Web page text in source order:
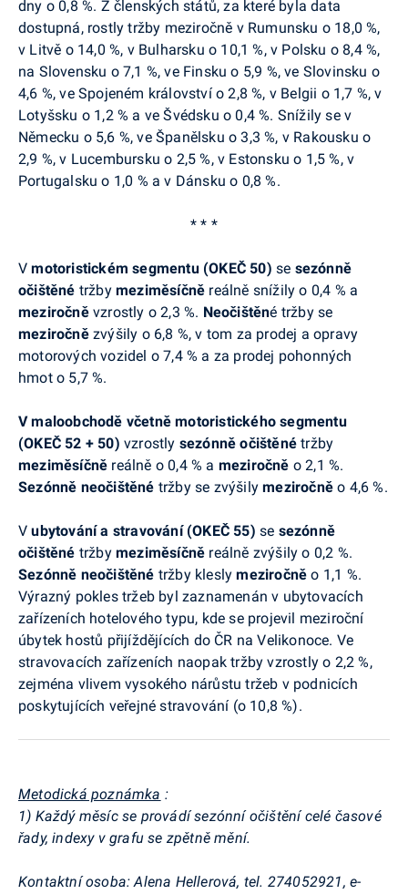
dny o 0,8 %. Z členských států, za které byla data
dostupná, rostly tržby meziročně v Rumunsku o 18,0 %,
v Litvě o 14,0 %, v Bulharsku o 10,1 %, v Polsku o 8,4 %,
na Slovensku o 7,1 %, ve Finsku o 5,9 %, ve Slovinsku o
4,6 %, ve Spojeném království o 2,8 %, v Belgii o 1,7 %, v
Lotyšsku o 1,2 % a ve Švédsku o 0,4 %. Snížily se v
Německu o 5,6 %, ve Španělsku o 3,3 %, v Rakousku o
2,9 %, v Lucembursku o 2,5 %, v Estonsku o 1,5 %, v
Portugalsku o 1,0 % a v Dánsku o 0,8 %.
* * *
Vmotoristickém segmentu (OKEČ 50)se sezónně
očištěné tržbymeziměsíčně reálně snížily o 0,4 % a
meziročně vzrostly o 2,3 %. Neočištěné tržby se
meziročně zvýšily o 6,8 %, v tom za prodej a opravy
motorových vozidel o 7,4 % a za prodej pohonných
hmot o 5,7 %.
V maloobchodě včetně motoristického segmentu
(OKEČ 52 + 50) vzrostly sezónně očištěné tržby
meziměsíčně reálně o 0,4 % a meziročně o 2,1 %.
Sezónně neočištěné tržby se zvýšilymeziročněo 4,6 %.
Vubytování a stravování (OKEČ 55)se sezónně
očištěné tržbymeziměsíčně reálně zvýšily o 0,2 %.
Sezónně neočištěné tržby kleslymeziročněo 1,1 %.
Výrazný pokles tržeb byl zaznamenán v ubytovacích
zařízeních hotelového typu, kde se projevil meziroční
úbytek hostů přijíždějících do ČR na Velikonoce. Ve
stravovacích zařízeních naopak tržby vzrostly o 2,2 %,
zejména vlivem vysokého nárůstu tržeb v podnicích
poskytujících veřejné stravování (o 10,8 %).
Metodická poznámka :
1) Každý měsíc se provádí sezónní očištění celé časové
řady, indexy v grafu se zpětně mění.
Kontaktní osoba: Alena Hellerová, tel. 274052921, e-